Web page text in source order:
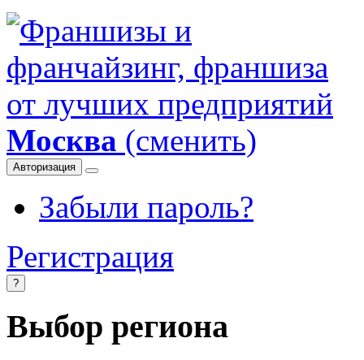
Москва (сменить)
Авторизация
Забыли пароль?
Регистрация
?
Выбор региона